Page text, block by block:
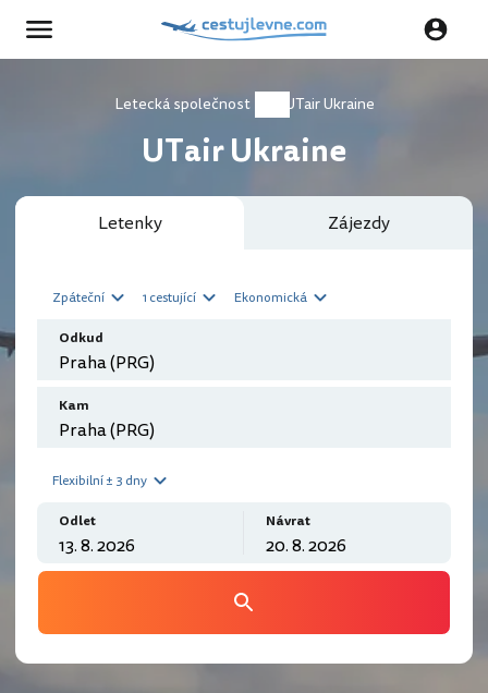
Letecká společnost UTair Ukraine
UTair Ukraine
Letenky Zájezdy
Zpáteční 1 cestující Ekonomická
Odkud
Kam
Flexibilní ± 3 dny
Odlet Návrat